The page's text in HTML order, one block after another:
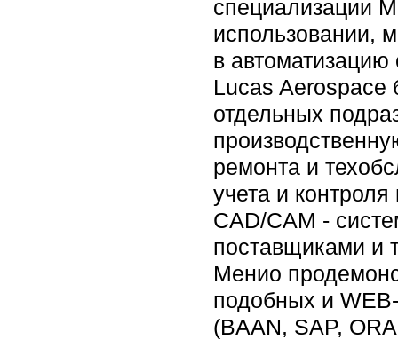
специализации
использовании,
в
Lucas Aerospace
отдельных
ремонта и
учета и
CAD/CAM -
поставщиками и
Менио
подобных и
(BAAN, SAP,